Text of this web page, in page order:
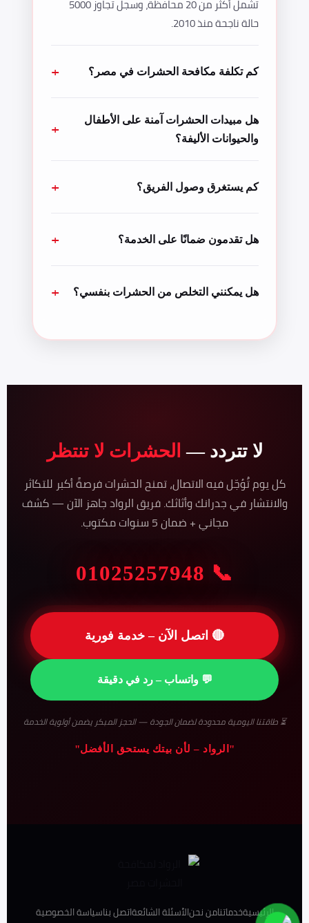
تشمل أكثر من 20 محافظة، وسجل تجاوز 5000
حالة ناجحة منذ 2010.
كم تكلفة مكافحة الحشرات في مصر؟
هل مبيدات الحشرات آمنة على الأطفال
والحيوانات الأليفة؟
كم يستغرق وصول الفريق؟
هل تقدمون ضمانًا على الخدمة؟
هل يمكنني التخلص من الحشرات بنفسي؟
لا تتردد — الحشرات لا تنتظر
كل يوم تُؤجّل فيه الاتصال، تمنح الحشرات فرصةً أكبر للتكاثر
والانتشار في جدرانك وأثاثك. فريق الرواد جاهز الآن — كشف
مجاني + ضمان 5 سنوات مكتوب.
📞 01025257948
🔴 اتصل الآن – خدمة فورية
💬 واتساب – رد في دقيقة
⏳ طاقتنا اليومية محدودة لضمان الجودة — الحجز المبكر يضمن أولوية الخدمة
"الرواد – لأن بيتك يستحق الأفضل"
الرئيسيةخدماتنامن نحنالأسئلة الشائعةاتصل بناسياسة الخصوصية